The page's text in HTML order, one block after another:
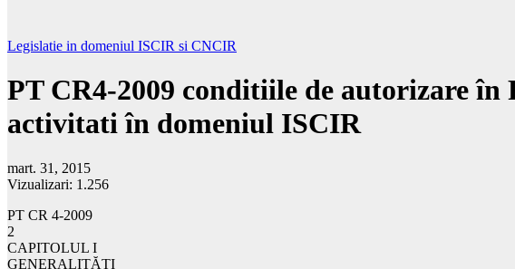
Legislatie in domeniul ISCIR si CNCIR
PT CR4-2009 conditiile de autorizare
activitati în domeniul ISCIR
mart. 31, 2015
Vizualizari: 1.256
PT CR 4-2009
2
CAPITOLUL I
GENERALITĂŢI